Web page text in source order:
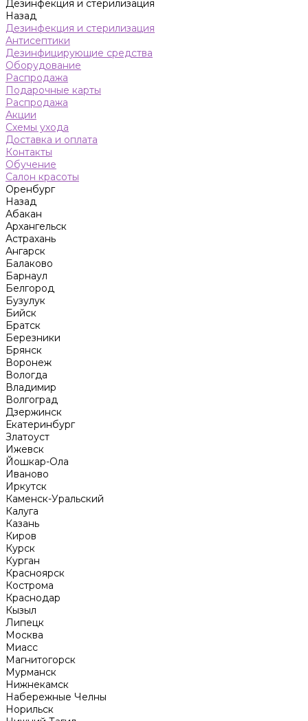
Дезинфекция и стерилизация
Назад
Дезинфекция и стерилизация
Антисептики
Дезинфицирующие средства
Оборудование
Распродажа
Подарочные карты
Распродажа
Акции
Схемы ухода
Доставка и оплата
Контакты
Обучение
Салон красоты
Оренбург
Назад
Абакан
Архангельск
Астрахань
Ангарск
Балаково
Барнаул
Белгород
Бузулук
Бийск
Братск
Березники
Брянск
Воронеж
Вологда
Владимир
Волгоград
Дзержинск
Екатеринбург
Златоуст
Ижевск
Йошкар-Ола
Иваново
Иркутск
Каменск-Уральский
Калуга
Казань
Киров
Курск
Курган
Красноярск
Кострома
Краснодар
Кызыл
Липецк
Москва
Миасс
Магнитогорск
Мурманск
Нижнекамск
Набережные Челны
Норильск